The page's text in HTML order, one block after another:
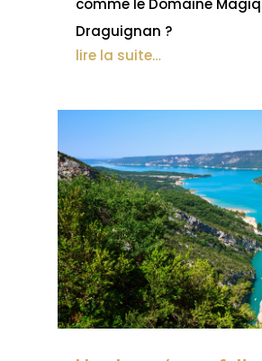
comme le Domaine
Draguignan ?
lire la suite…